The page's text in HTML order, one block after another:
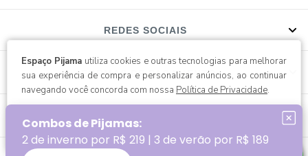
Espaço Pijama utiliza cookies e outras tecnologias para melhorar
sua experiência de compra e personalizar anúncios, ao continuar
navegando você concorda com nossa Política de Privacidade.
continuar e fechar
REDES SOCIAIS
FORMAS DE PAGAMENTO